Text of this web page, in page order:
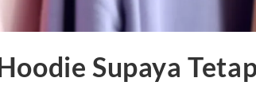
Supaya